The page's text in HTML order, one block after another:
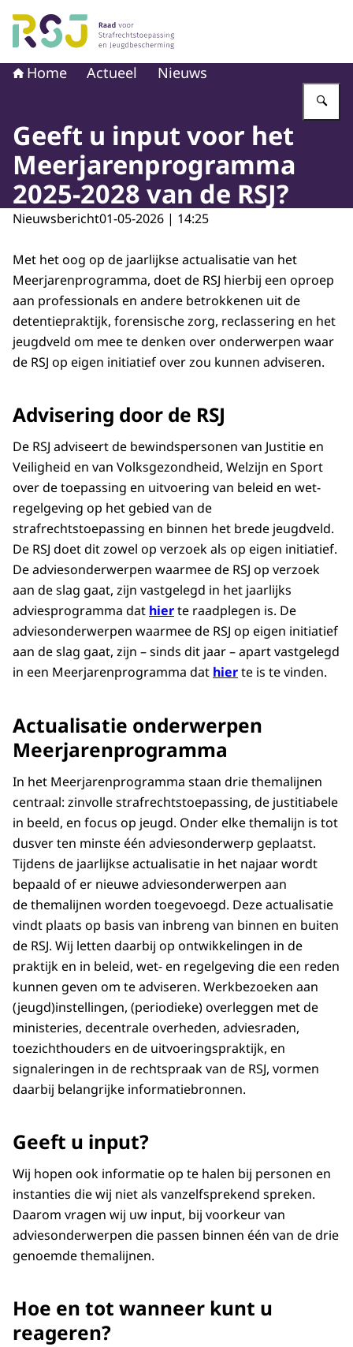
Naar de homepage van Raad voor
Home Actueel Nieuws
Geeft u input voor het
Meerjarenprogramma
2025-2028 van de RSJ?
Nieuwsbericht01-05-2026 | 14:25
Met het oog op de jaarlijkse actualisatie van het
Meerjarenprogramma, doet de RSJ hierbij een oproep
aan professionals en andere betrokkenen uit de
detentiepraktijk, forensische zorg, reclassering en het
jeugdveld om mee te denken over onderwerpen waar
de RSJ op eigen initiatief over zou kunnen adviseren.
Advisering door de RSJ
De RSJ adviseert de bewindspersonen van Justitie en
Veiligheid en van Volksgezondheid, Welzijn en Sport
over de toepassing en uitvoering van beleid en wet-
regelgeving op het gebied van de
strafrechtstoepassing en binnen het brede jeugdveld.
De RSJ doet dit zowel op verzoek als op eigen initiatief.
De adviesonderwerpen waarmee de RSJ op verzoek
aan de slag gaat, zijn vastgelegd in het jaarlijks
adviesprogramma dat hierte raadplegen is. De
adviesonderwerpen waarmee de RSJ op eigen initiatief
aan de slag gaat, zijn – sinds dit jaar – apart vastgelegd
in een Meerjarenprogramma dat hierte is te vinden.
Actualisatie onderwerpen
Meerjarenprogramma
In het Meerjarenprogramma staan drie themalijnen
centraal: zinvolle strafrechtstoepassing, de justitiabele
in beeld, en focus op jeugd. Onder elke themalijn is tot
dusver ten minste één adviesonderwerp geplaatst.
Tijdens de jaarlijkse actualisatie in het najaar wordt
bepaald of er nieuwe adviesonderwerpen aan
de themalijnen worden toegevoegd. Deze actualisatie
vindt plaats op basis van inbreng van binnen en buiten
de RSJ. Wij letten daarbij op ontwikkelingen in de
praktijk en in beleid, wet- en regelgeving die een reden
kunnen geven om te adviseren. Werkbezoeken aan
(jeugd)instellingen, (periodieke) overleggen met de
ministeries, decentrale overheden, adviesraden,
toezichthouders en de uitvoeringspraktijk, en
signaleringen in de rechtspraak van de RSJ, vormen
daarbij belangrijke informatiebronnen.
Geeft u input?
Wij hopen ook informatie op te halen bij personen en
instanties die wij niet als vanzelfsprekend spreken.
Daarom vragen wij uw input, bij voorkeur van
adviesonderwerpen die passen binnen één van de drie
genoemde themalijnen.
Hoe en tot wanneer kunt u
reageren?